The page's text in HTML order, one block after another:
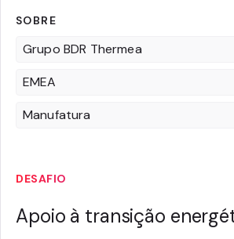
SOBRE
Grupo BDR Thermea
EMEA
Manufatura
DESAFIO
Apoio à transição